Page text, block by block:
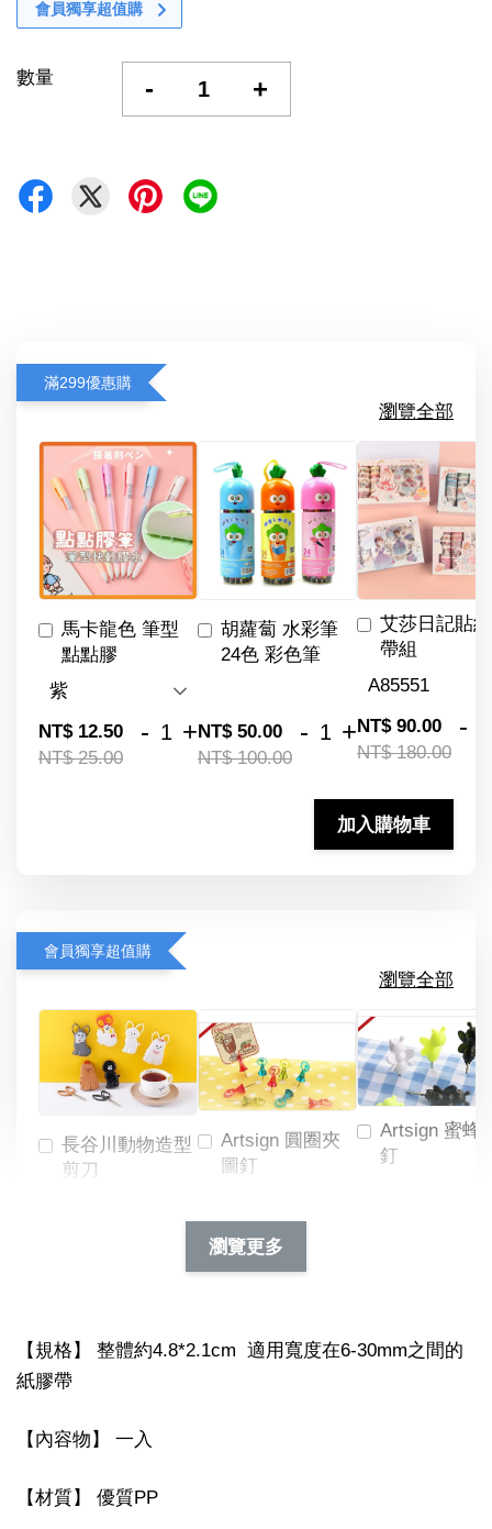
會員獨享超值購
數量 - +
滿299優惠購
瀏覽全部
馬卡龍色 筆型
點點膠
NT$ 12.50
NT$ 25.00
- +
胡蘿蔔 水彩筆
24色 彩色筆
NT$ 50.00
NT$ 100.00
- +
艾莎日記貼
帶組
NT$ 90.00
NT$ 180.00
-
加入購物車
會員獨享超值購
瀏覽全部
長谷川動物造型
剪刀
Artsign 圓圈夾
圖釘
NT$ 19.00
NT$ 66.00
Artsign 蜜蜂
釘
加入購物車
瀏覽更多
【規格】 整體約4.8*2.1cm 適用寬度在6-30mm之間的
紙膠帶
【內容物】 一入
【材質】 優質PP